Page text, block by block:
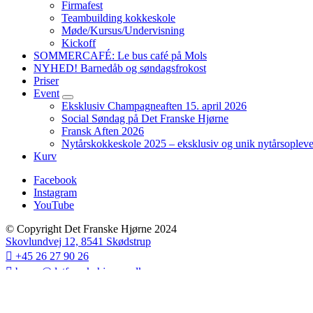
Firmafest
Teambuilding kokkeskole​
Møde/Kursus/Undervisning
Kickoff
SOMMERCAFÉ: Le bus café på Mols
NYHED! Barnedåb og søndagsfrokost
Priser
Event
expand
child
menu
Eksklusiv Champagneaften 15. april 2026
Social Søndag på Det Franske Hjørne
Fransk Aften 2026
Nytårskokkeskole 2025 – eksklusiv og unik
Kurv
Facebook
Instagram
YouTube
© Copyright Det Franske Hjørne 2024
Skovlundvej 12, 8541 Skødstrup
+45 26 27 90 26
bruno@detfranskehjoerne.dk